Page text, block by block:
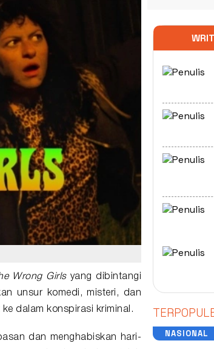
Wrong Girlsyang dibintangi
unsur komedi, misteri, dan
dalam konspirasi kriminal.
dan menghabiskan hari-
NASIONAL